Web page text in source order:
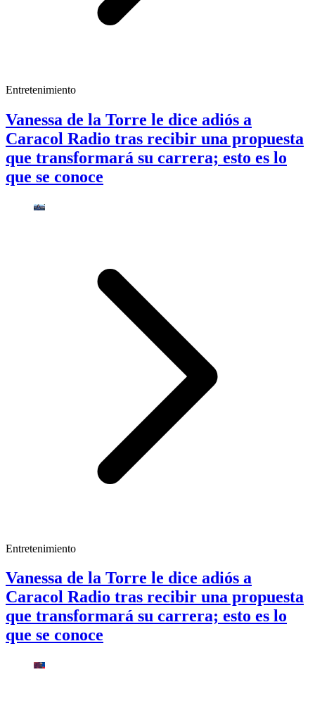
Entretenimiento
Vanessa de la Torre le dice adiós a
Caracol Radio tras recibir una propuesta
que transformará su carrera; esto es lo
que se conoce
Entretenimiento
Vanessa de la Torre le dice adiós a
Caracol Radio tras recibir una propuesta
que transformará su carrera; esto es lo
que se conoce